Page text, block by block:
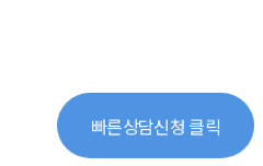
빠른상담신청 클릭